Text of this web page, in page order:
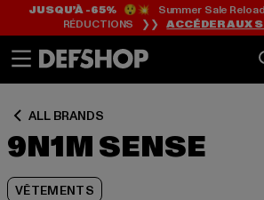
Passer
au
Passer
au
de
JUSQU’À -65%😲💥 Summer Sale
RÉDUCTIONS ❯❯ACCÉDER AUX
ALL BRANDS
9N1M SENSE
VÊTEMENTS
Passer
au
de